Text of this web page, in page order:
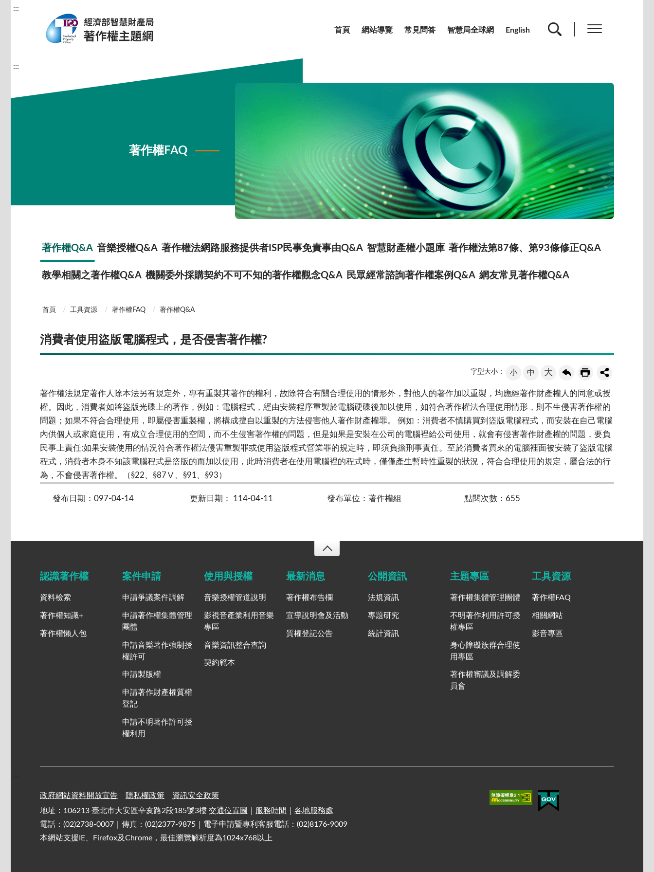
:::
首頁 網站導覽 常見問答 智慧局全球網 English
:::
著作權FAQ
著作權Q&A 音樂授權Q&A 著作權法網路服務提供者ISP民事免責事由Q&A 智慧財產權小題庫 著作權法第87條、第93條修正Q&A
教學相關之著作權Q&A 機關委外採購契約不可不知的著作權觀念Q&A 民眾經常諮詢著作權案例Q&A 網友常見著作權Q&A
首頁 工具資源 著作權FAQ 著作權Q&A
消費者使用盜版電腦程式，是否侵害著作權?
字型大小： 小 中 大
著作權法規定著作人除本法另有規定外，專有重製其著作的權利，故除符合有關合理使用的情形外，對他人的著作加以重製，均應經著作財產權人的同意或授
權。因此，消費者如將盜版光碟上的著作，例如：電腦程式，經由安裝程序重製於電腦硬碟後加以使用，如符合著作權法合理使用情形，則不生侵害著作權的
問題；如果不符合合理使用，即屬侵害重製權，將構成擅自以重製的方法侵害他人著作財產權罪。 例如：消費者不慎購買到盜版電腦程式，而安裝在自己電腦
內供個人或家庭使用，有成立合理使用的空間，而不生侵害著作權的問題，但是如果是安裝在公司的電腦裡給公司使用，就會有侵害著作財產權的問題，要負
民事上責任:如果安裝使用的情況符合著作權法侵害重製罪或使用盜版程式營業罪的規定時，即須負擔刑事責任。至於消費者買來的電腦裡面被安裝了盜版電腦
程式，消費者本身不知該電腦程式是盜版的而加以使用，此時消費者在使用電腦裡的程式時，僅僅產生暫時性重製的狀況，符合合理使用的規定，屬合法的行
為，不會侵害著作權。（§22、§87Ⅴ、§91、§93）
發布日期：097-04-14 更新日期： 114-04-11 發布單位：著作權組 點閱次數：655
認識著作權
資料檢索
著作權知識+
著作權懶人包
案件申請
申請爭議案件調解
申請著作權集體管理
團體
申請音樂著作強制授
權許可
申請製版權
申請著作財產權質權
登記
申請不明著作許可授
權利用
使用與授權
音樂授權管道說明
影視音產業利用音樂
專區
音樂資訊整合查詢
契約範本
最新消息
著作權布告欄
宣導說明會及活動
質權登記公告
公開資訊
法規資訊
專題研究
統計資訊
主題專區
著作權集體管理團體
不明著作利用許可授
權專區
身心障礙族群合理使
用專區
著作權審議及調解委
員會
工具資源
著作權FAQ
相關網站
影音專區
政府網站資料開放宣告 隱私權政策
資訊安全政策
地址：106213 臺北市大安區辛亥路2段185號3樓 交通位置圖 服務時間
各地服務處
電話：(02)2738-0007｜傳真：(02)2377-9875｜電子申請暨專利客服電話：(02)8176-9009
本網站支援IE、Firefox及Chrome，最佳瀏覽解析度為1024x768以上